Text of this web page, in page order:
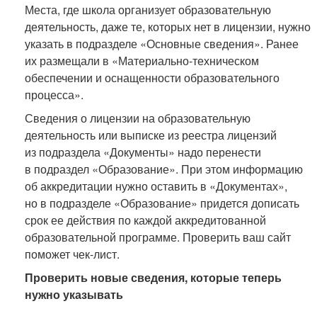
Места, где школа организует образовательную
деятельность, даже те, которых нет в лицензии, нужно
указать в подразделе «Основные сведения». Ранее
их размещали в «Материально-техническом
обеспечении и оснащенности образовательного
процесса».
Сведения о лицензии на образовательную
деятельность или выписке из реестра лицензий
из подраздела «Документы» надо перенести
в подраздел «Образование». При этом информацию
об аккредитации нужно оставить в «Документах»,
но в подразделе «Образование» придется дописать
срок ее действия по каждой аккредитованной
образовательной программе. Проверить ваш сайт
поможет чек-лист.
Проверить новые сведения, которые теперь
нужно указывать